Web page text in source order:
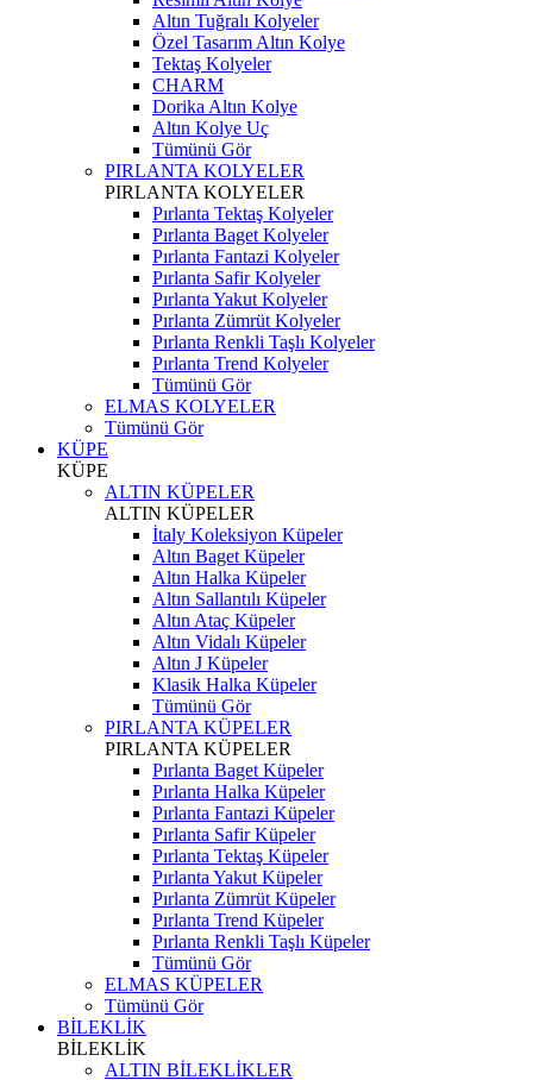
Altın Tuğralı Kolyeler
Özel Tasarım Altın Kolye
Tektaş Kolyeler
CHARM
Dorika Altın Kolye
Altın Kolye Uç
Tümünü Gör
PIRLANTA KOLYELER
PIRLANTA KOLYELER
Pırlanta Tektaş Kolyeler
Pırlanta Baget Kolyeler
Pırlanta Fantazi Kolyeler
Pırlanta Safir Kolyeler
Pırlanta Yakut Kolyeler
Pırlanta Zümrüt Kolyeler
Pırlanta Renkli Taşlı Kolyeler
Pırlanta Trend Kolyeler
Tümünü Gör
ELMAS KOLYELER
Tümünü Gör
KÜPE
KÜPE
ALTIN KÜPELER
ALTIN KÜPELER
İtaly Koleksiyon Küpeler
Altın Baget Küpeler
Altın Halka Küpeler
Altın Sallantılı Küpeler
Altın Ataç Küpeler
Altın Vidalı Küpeler
Altın J Küpeler
Klasik Halka Küpeler
Tümünü Gör
PIRLANTA KÜPELER
PIRLANTA KÜPELER
Pırlanta Baget Küpeler
Pırlanta Halka Küpeler
Pırlanta Fantazi Küpeler
Pırlanta Safir Küpeler
Pırlanta Tektaş Küpeler
Pırlanta Yakut Küpeler
Pırlanta Zümrüt Küpeler
Pırlanta Trend Küpeler
Pırlanta Renkli Taşlı Küpeler
Tümünü Gör
ELMAS KÜPELER
Tümünü Gör
BİLEKLİK
BİLEKLİK
ALTIN BİLEKLİKLER